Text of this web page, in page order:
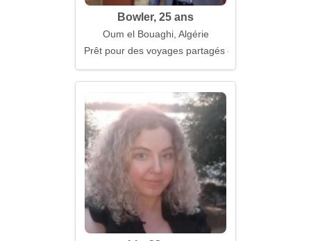
Bowler, 25 ans
Oum el Bouaghi, Algérie
Prêt pour des voyages partagés et des rires